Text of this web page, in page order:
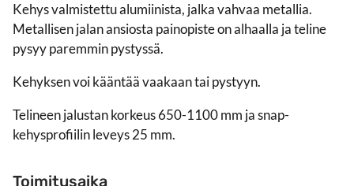
Kehys valmistettu alumiinista, jalka vahvaa metallia.
Metallisen jalan ansiosta painopiste on alhaalla ja teline
pysyy paremmin pystyssä.
Kehyksen voi kääntää vaakaan tai pystyyn.
Telineen jalustan korkeus 650-1100 mm ja snap-
kehysprofiilin leveys 25 mm.
Toimitusaika